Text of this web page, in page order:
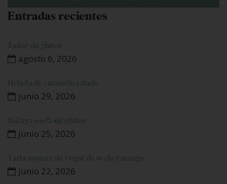
Entradas recientes
Zadar sin gluten
agosto 6, 2026
Helado de caramelo salado
junio 29, 2026
Málaga 100% sin gluten
junio 25, 2026
Tarta mousse de yogur de oveja y mango
junio 22, 2026